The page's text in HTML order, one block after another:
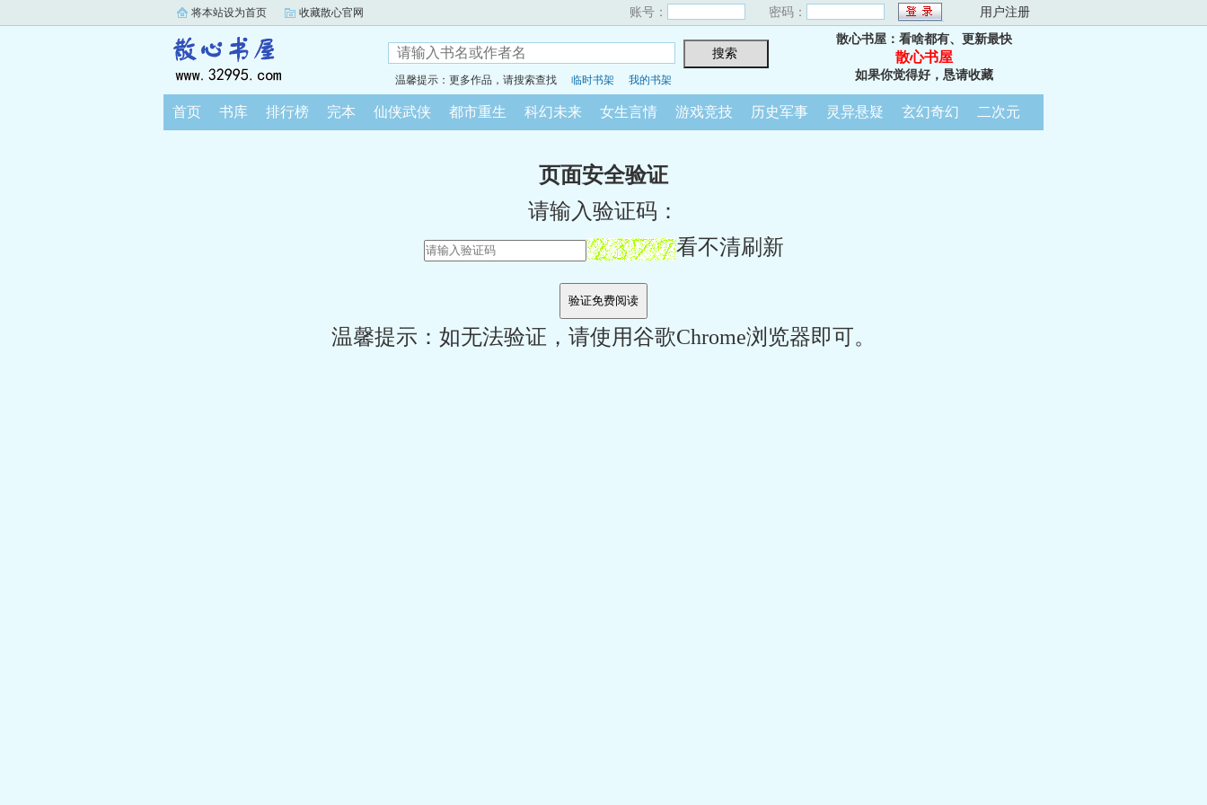
将本站设为首页 收藏散心官网 账号： 密码： 用户注册
温馨提示：更多作品，请搜索查找 临时书架 我的书架
散心书屋：看啥都有、更新最快
散心书屋
如果你觉得好，恳请收藏
首页 书库 排行榜 完本 仙侠武侠 都市重生 科幻未来 女生言情 游戏竞技 历史军事 灵异悬疑 玄幻奇幻 二次元
页面安全验证
请输入验证码：
看不清刷新
温馨提示：如无法验证，请使用谷歌Chrome浏览器即可。